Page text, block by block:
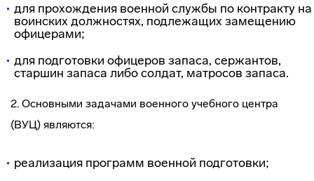
для прохождения военной службы по контракту на
воинских должностях, подлежащих замещению
офицерами;
для подготовки офицеров запаса, сержантов,
старшин запаса либо солдат, матросов запаса.
2. Основными задачами военного учебного центра
(ВУЦ) являются:
реализация программ военной подготовки;